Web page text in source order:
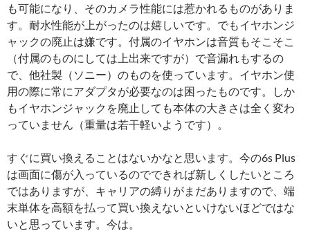
も可能になり、そのカメラ性能には惹かれるものがありま
す。耐水性能が上がったのは嬉しいです。でもイヤホンジ
ャックの廃止は嫌です。付属のイヤホンは音質もそこそこ
（付属のものにしては上出来ですが）で音漏れもするの
で、他社製（ソニー）のものを使っています。イヤホン使
用の際に常にアダプタが必要なのは困ったものです。しか
もイヤホンジャックを廃止しても本体の大きさは全く変わ
っていません（重量は若干軽いようです）。
すぐに買い換えることはないかなと思います。今の6s Plus
は画面に傷が入っているのでできれば新しくしたいところ
ではありますが、キャリアの縛りがまだありますので、端
末単体を高額を払って買い換えないといけないほどではな
いと思っています。今は。